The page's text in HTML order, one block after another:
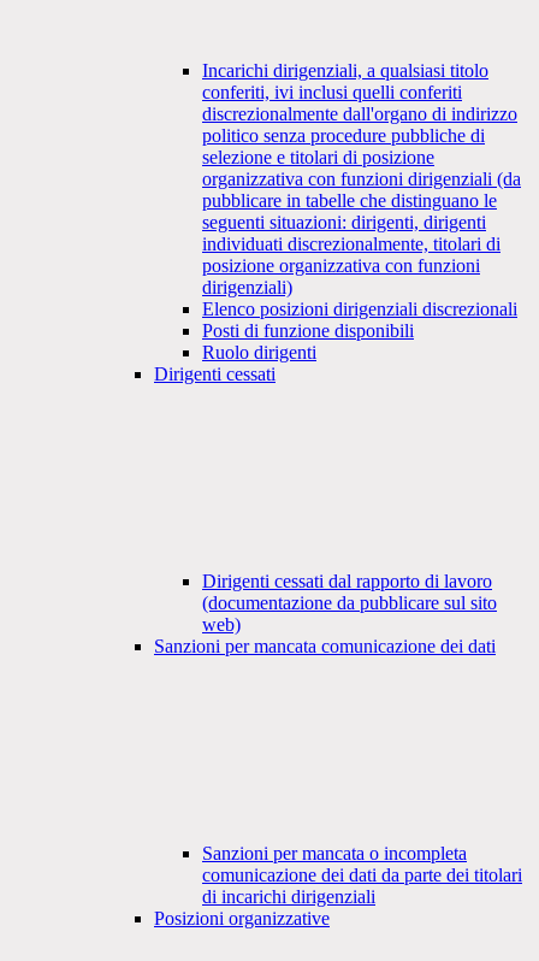
Incarichi dirigenziali, a qualsiasi titolo
conferiti, ivi inclusi quelli conferiti
discrezionalmente dall'organo di indirizzo
politico senza procedure pubbliche di
selezione e titolari di posizione
organizzativa con funzioni dirigenziali (da
pubblicare in tabelle che distinguano le
seguenti situazioni: dirigenti, dirigenti
individuati discrezionalmente, titolari di
posizione organizzativa con funzioni
dirigenziali)
Elenco posizioni dirigenziali discrezionali
Posti di funzione disponibili
Ruolo dirigenti
Dirigenti cessati
Dirigenti cessati dal rapporto di lavoro
(documentazione da pubblicare sul sito
web)
Sanzioni per mancata comunicazione dei dati
Sanzioni per mancata o incompleta
comunicazione dei dati da parte dei titolari
di incarichi dirigenziali
Posizioni organizzative